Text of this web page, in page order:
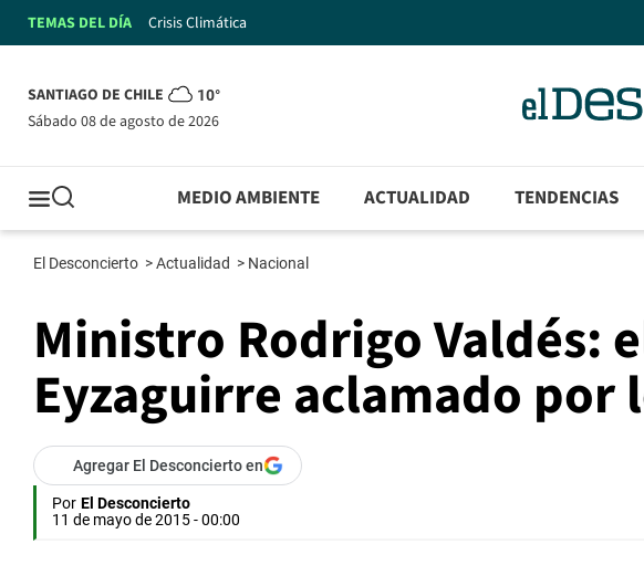
TEMAS DEL DÍA Crisis Climática
SANTIAGO DE CHILE 10°
sábado 08 de agosto de 2026
MEDIO AMBIENTE ACTUALIDAD TENDENCIAS
El Desconcierto >Actualidad > Nacional
Ministro Rodrigo Valdés:
Eyzaguirre aclamado por
Agregar El Desconcierto en
Por El Desconcierto
11 de mayo de 2015 - 00:00